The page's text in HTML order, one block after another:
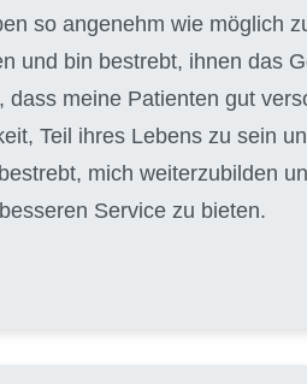
so angenehm wie möglich
und bin bestrebt, ihnen das
meine Patienten gut
Teil ihres Lebens zu sein
mich weiterzubilden
Service zu bieten.